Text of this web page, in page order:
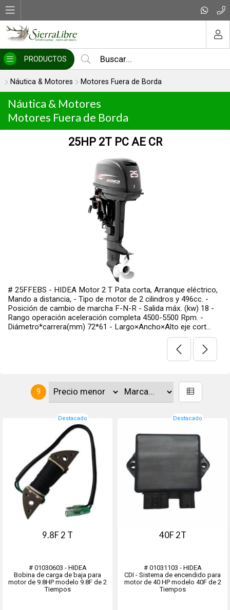
PRODUCTOS
Náutica & Motores Motores Fuera de Borda
Náutica & Motores
Motores Fuera de Borda
25HP 2T PC AE CR
# 25FFEBS - HIDEA Motor 2 T Pata corta, Arranque eléctrico,
Mando a distancia, - Tipo de motor de 2 cilindros y 496cc. -
Posición de cambio de marcha F-N-R - Salida máx. (kw) 18 -
Rango operación aceleración completa 4500-5500 Rpm. -
Diámetro*carrera(mm) 72*61 - Largo×Ancho×Alto eje cort...
9
Destacado
9.8F 2 T
# 01030603 - HIDEA
Bobina de carga de baja para
motor de 9.8HP modelo 9.8F de 2
Tiempos
Destacado
40F 2T
# 01031103 - HIDEA
CDI - Sistema de encendido para
motor de 40 HP modelo 40F de 2
Tiempos